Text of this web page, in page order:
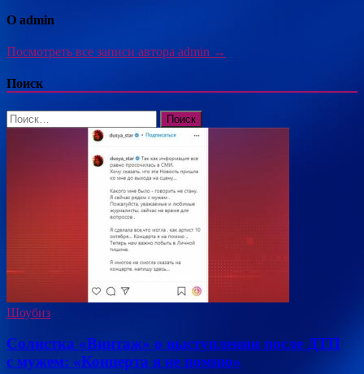
О admin
Посмотреть все записи автора admin →
Поиск
Найти:
Шоубиз
Солистка «Винтаж» о выступлении после ДТП
с мужем: «Концерта я не помню»